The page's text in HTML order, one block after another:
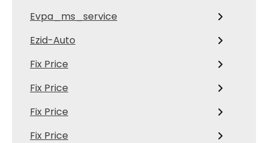
Evpa_ms_service
Ezid-Auto
Fix Price
Fix Price
Fix Price
Fix Price